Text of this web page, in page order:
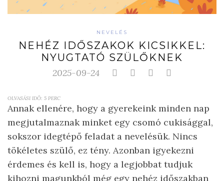
NEVELÉS
NEHÉZ IDŐSZAKOK KICSIKKEL:
NYUGTATÓ SZÜLŐKNEK
2025-09-24
OLVASÁSI IDŐ: 5 PERC
Annak ellenére, hogy a gyerekeink minden nap
megjutalmaznak minket egy csomó cukisággal,
sokszor idegtépő feladat a nevelésük. Nincs
tökéletes szülő, ez tény. Azonban igyekezni
érdemes és kell is, hogy a legjobbat tudjuk
kihozni magunkból még egy nehéz időszakban